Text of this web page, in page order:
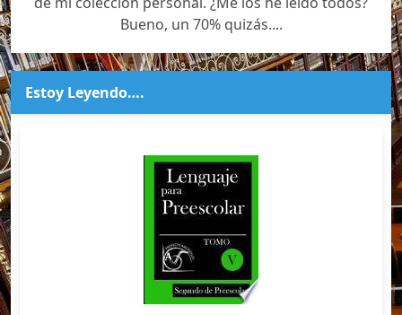
Bueno, un 70% quizás....
Estoy Leyendo….